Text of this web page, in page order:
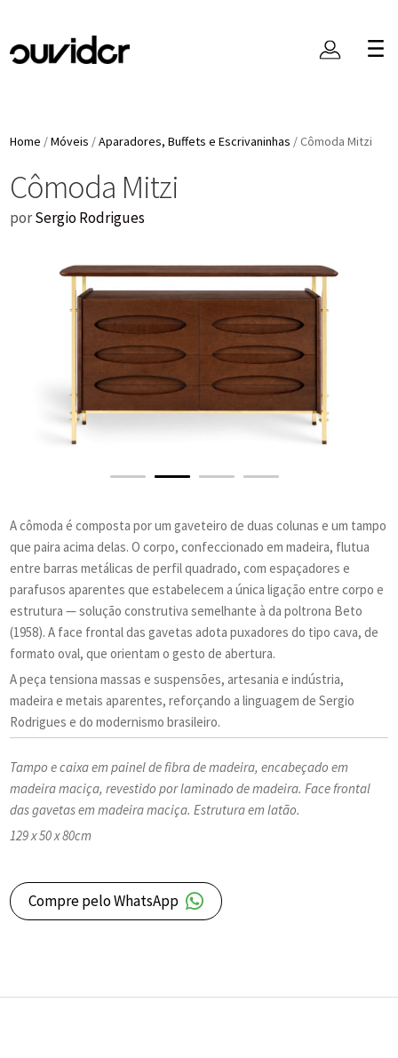
Home /Móveis /Aparadores, Buffets e Escrivaninhas /Cômoda Mitzi
Cômoda Mitzi
porSergio Rodrigues
A cômoda é composta por um gaveteiro de duas colunas e um tampo
que paira acima delas. O corpo, confeccionado em madeira, flutua
entre barras metálicas de perfil quadrado, com espaçadores e
parafusos aparentes que estabelecem a única ligação entre corpo e
estrutura — solução construtiva semelhante à da poltrona Beto
(1958). A face frontal das gavetas adota puxadores do tipo cava, de
formato oval, que orientam o gesto de abertura.
A peça tensiona massas e suspensões, artesania e indústria,
madeira e metais aparentes, reforçando a linguagem de Sergio
Rodrigues e do modernismo brasileiro.
Tampo e caixa em painel de fibra de madeira,encabeçado em
madeira maciça, revestidopor laminado de madeira.Face frontal
das gavetas em madeira maciça.Estrutura em latão.
129 x 50 x 80cm
Compre pelo WhatsApp